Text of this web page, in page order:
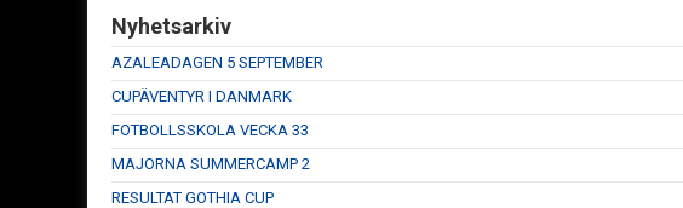
Nyhetsarkiv
AZALEADAGEN 5 SEPTEMBER
CUPÄVENTYR I DANMARK
FOTBOLLSSKOLA VECKA 33
MAJORNA SUMMERCAMP 2
RESULTAT GOTHIA CUP